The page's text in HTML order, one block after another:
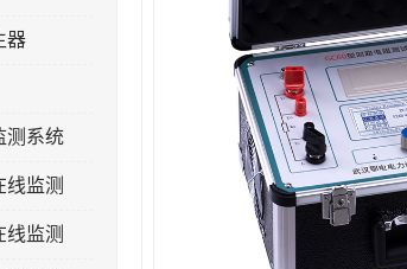
器
测系统
线监测
线监测